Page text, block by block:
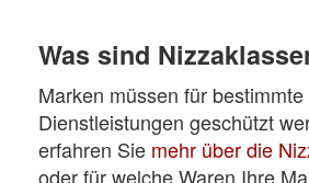
Was sind
Marken müssen für
Dienstleistungen geschützt
erfahren Sie mehr über die
oder für welche Waren Ihre